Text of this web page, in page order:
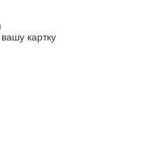
картку